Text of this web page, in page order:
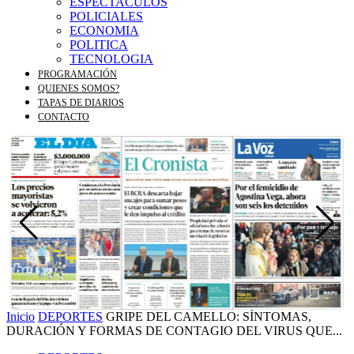
POLICIALES
ECONOMIA
POLITICA
TECNOLOGIA
PROGRAMACIÓN
QUIENES SOMOS?
TAPAS DE DIARIOS
CONTACTO
Inicio DEPORTES GRIPE DEL CAMELLO: SÍNTOMAS,
DURACIÓN Y FORMAS DE CONTAGIO DEL VIRUS QUE...